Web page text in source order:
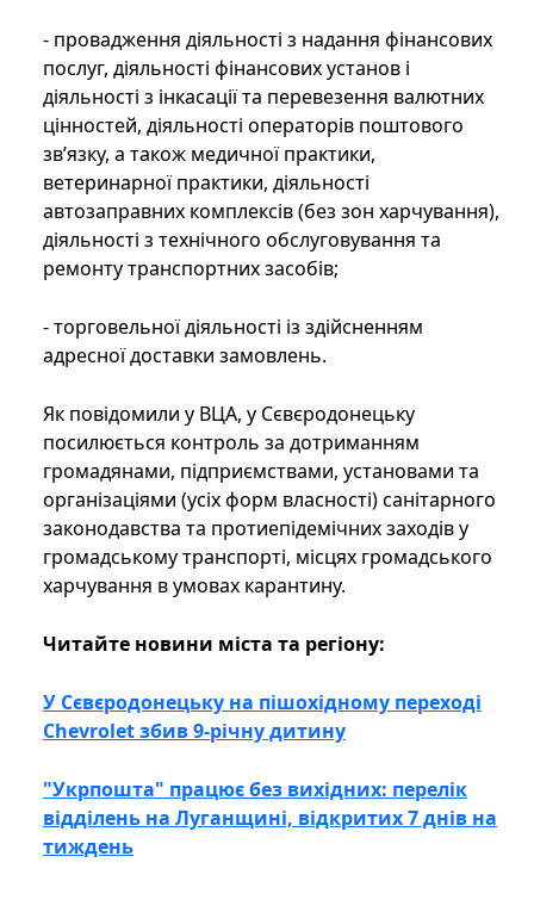
- провадження діяльності з надання фінансових
послуг, діяльності фінансових установ і
діяльності з інкасації та перевезення валютних
цінностей, діяльності операторів поштового
зв’язку, а також медичної практики,
ветеринарної практики, діяльності
автозаправних комплексів (без зон харчування),
діяльності з технічного обслуговування та
ремонту транспортних засобів;
- торговельної діяльності із здійсненням
адресної доставки замовлень.
Як повідомили у ВЦА, у Сєвєродонецьку
посилюється контроль за дотриманням
громадянами, підприємствами, установами та
організаціями (усіх форм власності) санітарного
законодавства та протиепідемічних заходів у
громадському транспорті, місцях громадського
харчування в умовах карантину.
Читайте новини міста та регіону:
У Сєвєродонецьку на пішохідному переході
Chevrolet збив 9-річну дитину
"Укрпошта" працює без вихідних: перелік
відділень на Луганщині, відкритих 7 днів на
тиждень